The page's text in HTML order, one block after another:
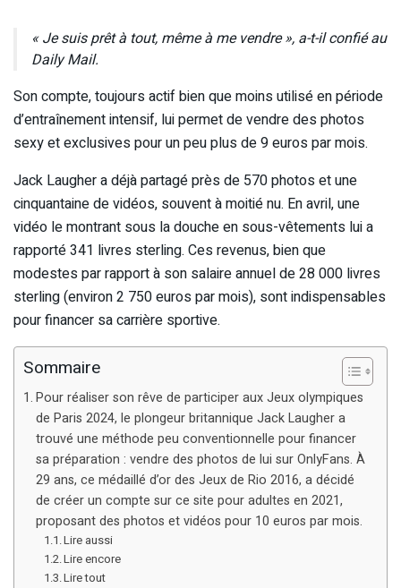
« Je suis prêt à tout, même à me vendre », a-t-il confié au
Daily Mail.
Son compte, toujours actif bien que moins utilisé en période
d’entraînement intensif, lui permet de vendre des photos
sexy et exclusives pour un peu plus de 9 euros par mois.
Jack Laugher a déjà partagé près de 570 photos et une
cinquantaine de vidéos, souvent à moitié nu. En avril, une
vidéo le montrant sous la douche en sous-vêtements lui a
rapporté 341 livres sterling. Ces revenus, bien que
modestes par rapport à son salaire annuel de 28 000 livres
sterling (environ 2 750 euros par mois), sont indispensables
pour financer sa carrière sportive.
Sommaire
Pour réaliser son rêve de participer aux Jeux olympiques
de Paris 2024, le plongeur britannique Jack Laugher a
trouvé une méthode peu conventionnelle pour financer
sa préparation : vendre des photos de lui sur OnlyFans. À
29 ans, ce médaillé d’or des Jeux de Rio 2016, a décidé
de créer un compte sur ce site pour adultes en 2021,
proposant des photos et vidéos pour 10 euros par mois.
Lire aussi
Lire encore
Lire tout